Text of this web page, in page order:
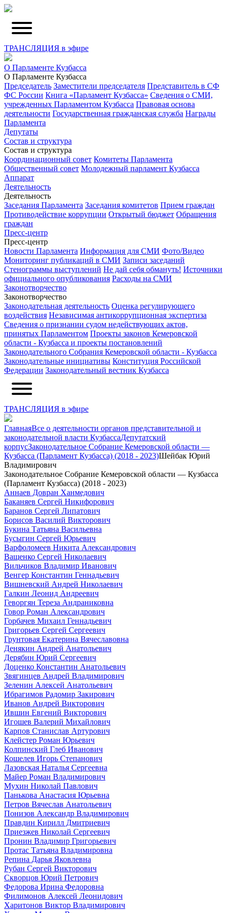
ТРАНСЛЯЦИЯ в эфире
О Парламенте Кузбасса
О Парламенте Кузбасса
Председатель Заместители председателя Представитель в СФ
ФС России Книга «Парламент Кузбасса» Сведения о СМИ,
учрежденных Парламентом Кузбасса Правовая основа
деятельности Государственная гражданская служба Награды
Парламента
Депутаты
Состав и структура
Состав и структура
Координационный совет Комитеты Парламента
Общественный совет Молодежный парламент Кузбасса
Аппарат
Деятельность
Деятельность
Заседания Парламента Заседания комитетов Прием граждан
Противодействие коррупции Открытый бюджет Обращения
граждан
Пресс-центр
Пресс-центр
Новости Парламента Информация для СМИ Фото/Видео
Мониторинг публикаций в СМИ Записи заседаний
Стенограммы выступлений Не дай себя обмануть! Источники
официального опубликования Расходы на СМИ
Законотворчество
Законотворчество
Законодательная деятельность Оценка регулирующего
воздействия Независимая антикоррупционная экспертиза
Сведения о признании судом недействующих актов,
принятых Парламентом Проекты законов Кемеровской
области - Кузбасса и проекты постановлений
Законодательного Собрания Кемеровской области - Кузбасса
Законодательные инициативы Конституция Российской
Федерации Законодательный вестник Кузбасса
ТРАНСЛЯЦИЯ в эфире
ГлавнаяВсе о деятельности органов представительной и
законодательной власти КузбассаДепутатский
корпусЗаконодательное Собрание Кемеровской области —
Кузбасса (Парламент Кузбасса) (2018 - 2023)Шейбак Юрий
Владимирович
Законодательное Собрание Кемеровской области — Кузбасса
(Парламент Кузбасса) (2018 - 2023)
Аннаев Довран Ханмедович
Баканяев Сергей Никифорович
Баранов Сергей Липатович
Борисов Василий Викторович
Букина Татьяна Васильевна
Бусыгин Сергей Юрьевич
Варфоломеев Никита Александрович
Ващенко Сергей Николаевич
Вильчиков Владимир Иванович
Венгер Константин Геннадьевич
Вишневский Андрей Николаевич
Галкин Леонид Андреевич
Геворгян Тереза Андраниковна
Говор Роман Александрович
Горбачев Михаил Геннадьевич
Григорьев Сергей Сергеевич
Грунтовая Екатерина Вячеславовна
Денякин Андрей Анатольевич
Дерябин Юрий Сергеевич
Доценко Константин Анатольевич
Звягинцев Андрей Владимирович
Зеленин Алексей Анатольевич
Ибрагимов Радомир Закирович
Иванов Андрей Викторович
Ившин Евгений Викторович
Игошев Валерий Михайлович
Карпов Станислав Артурович
Клейстер Роман Юрьевич
Колпинский Глеб Иванович
Кошелев Игорь Степанович
Лазовская Наталья Сергеевна
Майер Роман Владимирович
Мухин Николай Павлович
Панькова Анастасия Юрьевна
Петров Вячеслав Анатольевич
Понизов Александр Владимирович
Правдин Кирилл Дмитриевич
Приезжев Николай Сергеевич
Пронин Владимир Григорьевич
Протас Татьяна Владимировна
Репина Дарья Яковлевна
Рубан Сергей Викторович
Скворцов Юрий Петрович
Федорова Ирина Федоровна
Филимонов Алексей Леонидович
Харитонов Виктор Владимирович